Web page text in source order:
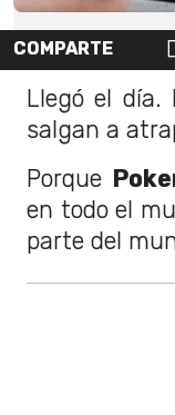
COMPARTE
Llegó el día.
salgan a
Porque
en todo el
parte del